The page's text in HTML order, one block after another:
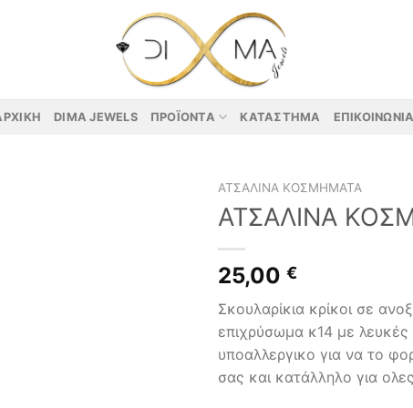
DIMA JEWELS ΠΡΟΪΌΝΤΑ ΚΑΤΆΣΤΗΜΑ ΕΠΙΚΟΙΝΩΝΊΑ
ΑΤΣΆΛΙΝΑ ΚΟΣΜΉΜΑΤΑ
ΑΤΣΑΛΙΝΑ
25,00 €
Σκουλαρίκια κρίκοι σε
επιχρύσωμα κ14 με λευκές
υποαλλεργικο για να το
σας και κατάλληλο για ολες